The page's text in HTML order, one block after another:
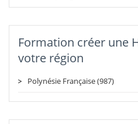
Formation créer une
votre région
Polynésie Française (987)